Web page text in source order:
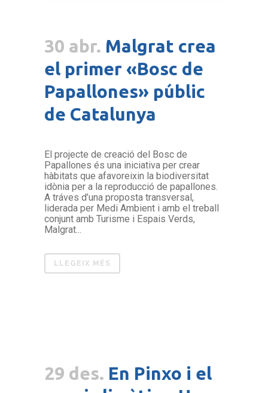
30 abr. Malgrat crea
el primer «Bosc de
Papallones» públic
de Catalunya
El projecte de creació del Bosc de
Papallones és una iniciativa per crear
hàbitats que afavoreixin la biodiversitat
idònia per a la reproducció de papallones.
A tráves d’una proposta transversal,
liderada per Medi Ambient i amb el treball
conjunt amb Turisme i Espais Verds,
Malgrat...
LLEGEIX MÉS
29 des. En Pinxo i el